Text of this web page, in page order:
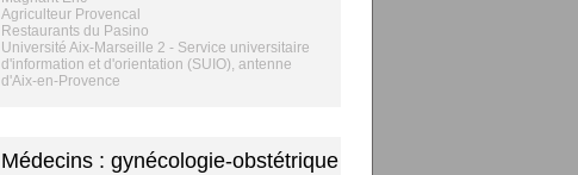
Agriculteur Provencal
Restaurants du Pasino
Université Aix-Marseille 2 - Service universitaire
d'information et d'orientation (SUIO), antenne
d'Aix-en-Provence
Médecins : gynécologie-obstétrique